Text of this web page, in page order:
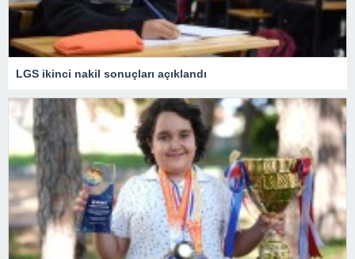
LGS ikinci nakil sonuçları açıklandı